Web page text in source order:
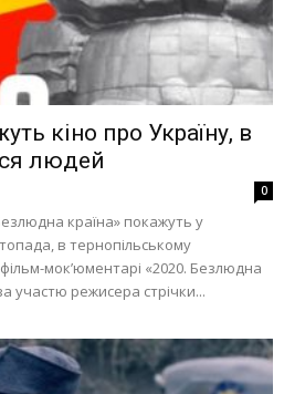
кіно про Україну, в
людей
0
країна» покажуть у
в тернопільському
мок’юментарі «2020. Безлюдна
участю режисера стрічки...